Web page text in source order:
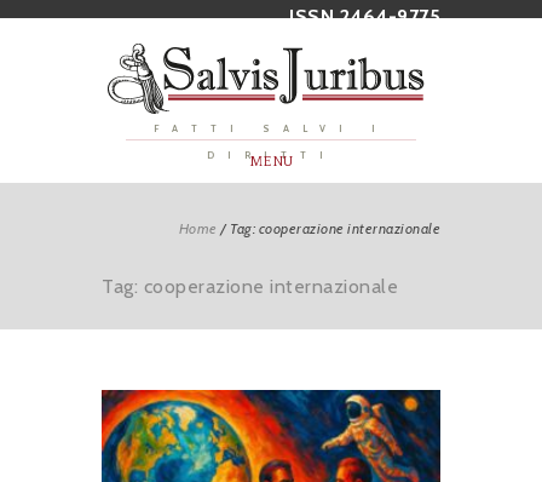
ISSN 2464-9775
FATTI SALVI I
DIRITTI
MENU
Home / Tag: cooperazione internazionale
Tag: cooperazione internazionale